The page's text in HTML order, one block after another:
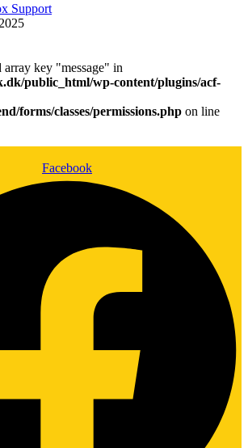
Support
array key "message" in
public_html/wp-content/plugins/acf-
forms/classes/permissions.php on line
Facebook